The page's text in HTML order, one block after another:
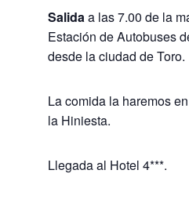
Salida a las 7.00 de la
Estación de Autobuses
desde la ciudad de Toro.
La comida la haremos
la Hiniesta.
Llegada al Hotel 4***.